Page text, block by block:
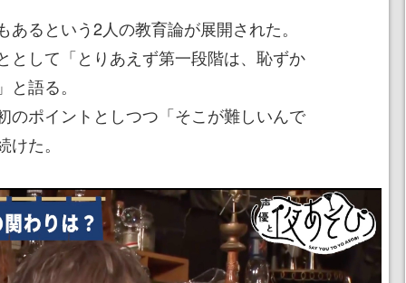
るという2人の教育論が展開された。
として「とりあえず第一段階は、恥ずか
語る。
のポイントとしつつ「そこが難しいんで
た。